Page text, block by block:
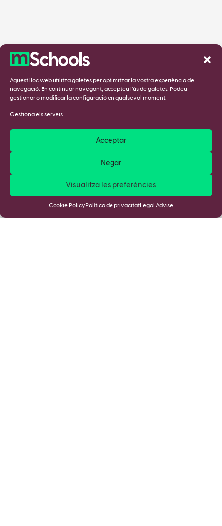
Aquest lloc web utilitza galetes per optimitzar la vostra experiència de
navegació. En continuar navegant, accepteu l’ús de galetes. Podeu
gestionar o modificar la configuració en qualsevol moment.
Gestiona els serveis
Acceptar
Negar
Visualitza les preferències
Cookie Policy Política de privacitatLegal Advise